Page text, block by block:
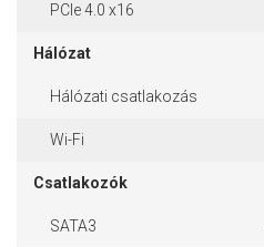
PCIe 4.0 x16
Hálózat
Hálózati csatlakozás
Wi-Fi
Csatlakozók
SATA3